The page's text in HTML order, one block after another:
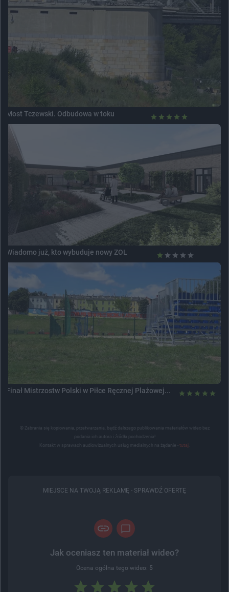
Most Tczewski. Odbudowa w toku
Wiadomo już, kto wybuduje nowy ZOL
Finał Mistrzostw Polski w Piłce Ręcznej Plażowej...
© Zabrania się kopiowania, przetwarzania, bądź dalszego publikowania materiałów wideo bez
podania ich autora i źródła pochodzenia!
Kontakt w sprawach audiowizualnych usług medialnych na żądanie - tutaj
MIEJSCE NA TWOJĄ REKLAMĘ - SPRAWDŹ OFERTĘ
Jak oceniasz ten materiał wideo?
Ocena ogólna tego wideo: 5